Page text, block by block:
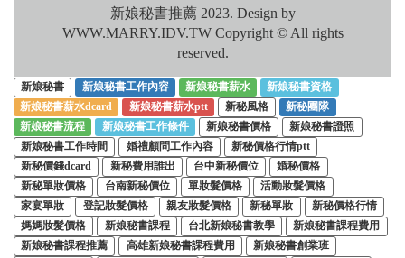
新娘秘書推薦 2023. Design by
WWW.MARRY.IDV.TW Copyright © All rights
reserved.
新娘秘書 新娘秘書工作內容 新娘秘書薪水
新娘秘書資格
新娘秘書薪水dcard
新娘秘書薪水ptt 新秘風格
新秘團隊
新娘秘書流程
新娘秘書工作條件 新娘秘書價格
新娘秘書證照
新娘秘書工作時間
婚禮顧問工作內容
新秘價格行情ptt
新秘價錢dcard
新秘費用誰出 台中新秘價位
婚秘價格
新秘單妝價格
台南新秘價位 單妝髮價格
活動妝髮價格
家宴單妝
登記妝髮價格 親友妝髮價格 新秘單妝
新秘價格行情
媽媽妝髮價格
新娘秘書課程 台北新娘秘書教學
新娘秘書課程費用
新娘秘書課程推薦
高雄新娘秘書課程費用
新娘秘書創業班